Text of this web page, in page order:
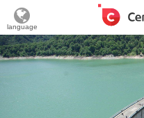
language